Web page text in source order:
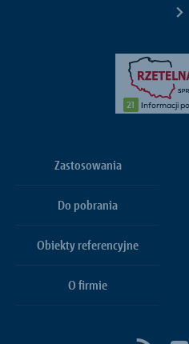
Zastosowania
Do pobrania
Obiekty referencyjne
O firmie